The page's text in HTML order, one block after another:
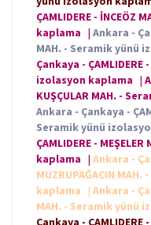
ÇAMLIDERE - İNCEÖZ
kaplama | Ankara -
MAH. - Seramik yünü
Çankaya - ÇAMLIDERE
izolasyon kaplama |
KUŞÇULAR MAH. -
Ankara - Çankaya -
Seramik yünü
ÇAMLIDERE -
kaplama | Ankara -
MUZRUPAĞACIN
kaplama
| Ankara -
MAH. - Seramik yünü
Çankaya -